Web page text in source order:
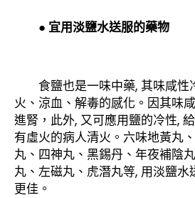
● 宜用淡鹽水送服的藥物
食鹽也是一味中藥, 其味咸性
火、涼血、解毒的感化。因其味
進腎，此外, 又可應用鹽的冷性,
有虛火的病人清火。六味地黃丸
丸、四神丸、黑錫丹、年夜補陰
丸、左磁丸、虎潛丸等, 用淡鹽水
更佳。